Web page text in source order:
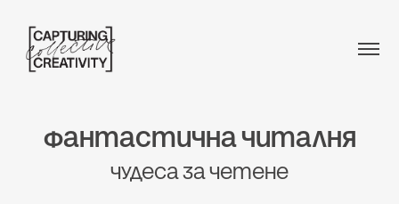
Фантастична читалня
Чудеса за четене